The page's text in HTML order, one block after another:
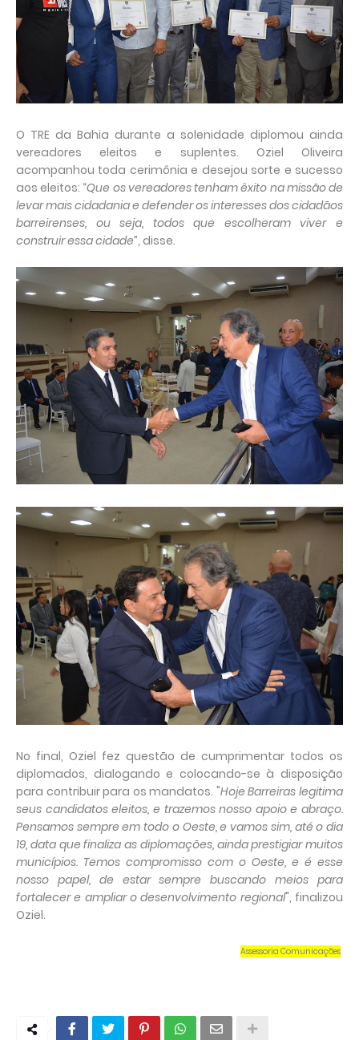
O TRE da Bahia durante a solenidade diplomou ainda
vereadores eleitos e suplentes. Oziel Oliveira
acompanhou toda cerimônia e desejou sorte e sucesso
aos eleitos: “Que os vereadores tenham êxito na missão de
levar mais cidadania e defender os interesses dos cidadãos
barreirenses, ou seja, todos que escolheram viver e
construir essa cidade”, disse.
No final, Oziel fez questão de cumprimentar todos os
diplomados, dialogando e colocando-se à disposição
para contribuir para os mandatos. "Hoje Barreiras legitima
seus candidatos eleitos, e trazemos nosso apoio e abraço.
Pensamos sempre em todo o Oeste, e vamos sim, até o dia
19, data que finaliza as diplomações, ainda prestigiar muitos
municípios. Temos compromisso com o Oeste, e é esse
nosso papel, de estar sempre buscando meios para
fortalecer e ampliar o desenvolvimento regional", finalizou
Oziel.
Assessoria Comunicações